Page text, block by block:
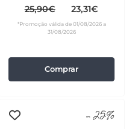
25,90€ 23,31€
*Promoção válida de 01/08/2026 a
31/08/2026
Comprar
-25%